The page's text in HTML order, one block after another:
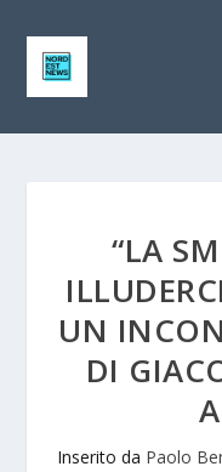
“LA
UN
DI
Inserito da Paolo